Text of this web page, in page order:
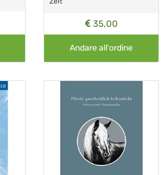
35,00
Andare all'ordine